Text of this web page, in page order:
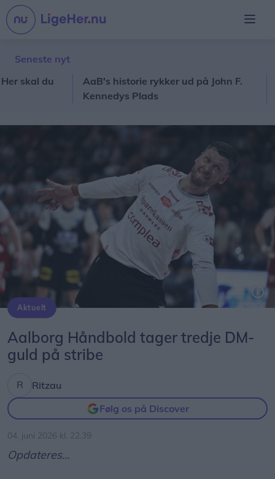
Seneste nyt
du
AaB's historie rykker ud på John F.
Kennedys Plads
Aktuelt
Aalborg Håndbold tager tredje DM-
guld på stribe
Ritzau
Følg os på Discover
04. juni 2026 kl. 22.39
Opdateres...